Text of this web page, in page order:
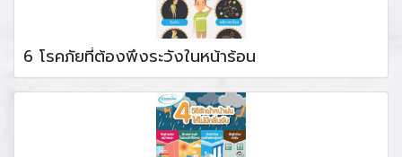
6 โรคภัยที่ต้องพึงระวังในหน้าร้อน